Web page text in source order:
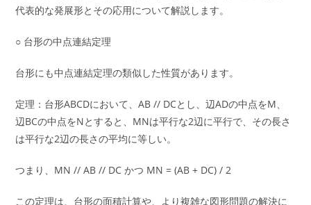
代表的な発展形とその応用について解説します。
○ 台形の中点連結定理
台形にも中点連結定理の類似した性質があります。
定理：台形ABCDにおいて、AB // DCとし、辺ADの中点をM、
辺BCの中点をNとすると、MNは平行な2辺に平行で、その長さ
は平行な2辺の長さの平均に等しい。
つまり、MN // AB // DC かつ MN = (AB + DC) / 2
この定理は、台形の面積計算や、より複雑な図形問題の解決に